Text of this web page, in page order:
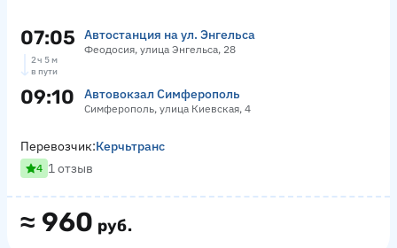
07:05 Автостанция на ул. Энгельса
Феодосия, улица Энгельса, 28
2 ч 5 м
в пути
09:10 Автовокзал Симферополь
Симферополь, улица Киевская, 4
≈ 960 руб.
Перевозчик:Керчьтранс
4 1 отзыв